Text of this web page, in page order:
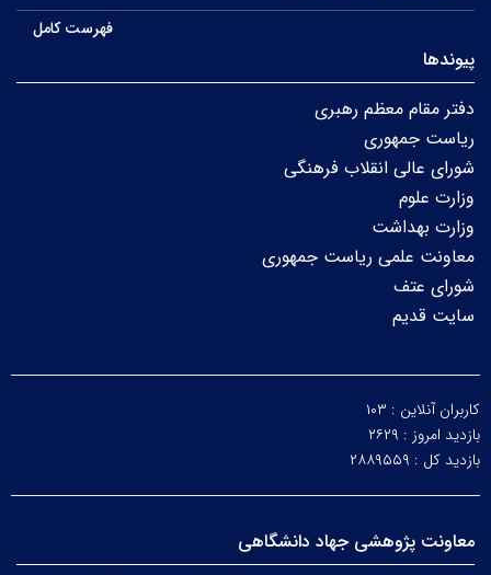
فهرست کامل
پیوندها
دفتر مقام معظم رهبری
ریاست جمهوری
شورای عالی انقلاب فرهنگی
وزارت علوم
وزارت بهداشت
معاونت علمی ریاست جمهوری
شورای عتف
سایت قدیم
کاربران آنلاین : ۱۰۳
بازدید امروز : ۲۶۲۹
بازدید کل : ۲۸۸۹۵۵۹
معاونت پژوهشی جهاد دانشگاهی